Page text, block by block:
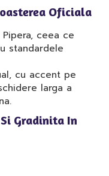
Oficiala
Pipera, ceea ce
standardele
cu accent pe
larga a
Gradinita In